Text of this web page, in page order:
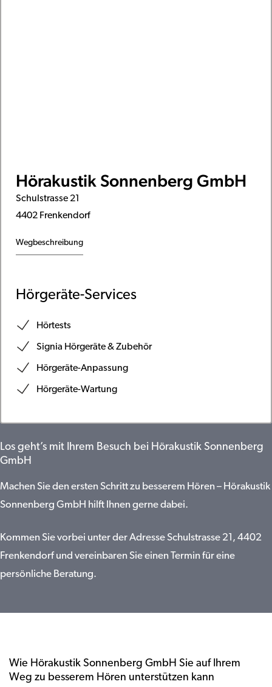
Hörakustik Sonnenberg GmbH
Schulstrasse 21
4402 Frenkendorf
Wegbeschreibung
Hörgeräte-Services
Hörtests
Signia Hörgeräte & Zubehör
Hörgeräte-Anpassung
Hörgeräte-Wartung
Los geht’s mit Ihrem Besuch bei Hörakustik Sonnenberg
GmbH
Machen Sie den ersten Schritt zu besserem Hören – Hörakustik
Sonnenberg GmbH hilft Ihnen gerne dabei.
Kommen Sie vorbei unter der Adresse Schulstrasse 21, 4402
Frenkendorf und vereinbaren Sie einen Termin für eine
persönliche Beratung.
Wie Hörakustik Sonnenberg GmbH Sie auf Ihrem
Weg zu besserem Hören unterstützen kann